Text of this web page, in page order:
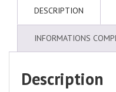
DESCRIPTION
INFORMATIONS
Description